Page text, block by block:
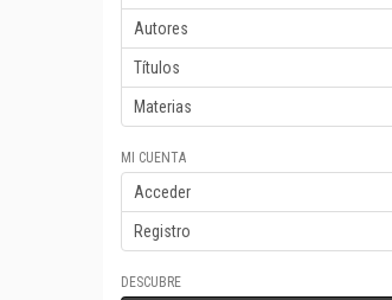
Autores
Títulos
Materias
MI CUENTA
Acceder
Registro
DESCUBRE